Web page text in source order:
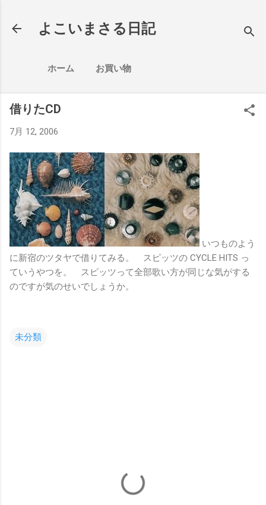
よこいまさる日記
ホーム お買い物
借りたCD
7月 12, 2006
いつものよう
に新宿のツタヤで借りてみる。 スピッツの CYCLE HITS っ
ていうやつを。 スピッツって全部歌い方が同じな気がする
のですが気のせいでしょうか。
未分類